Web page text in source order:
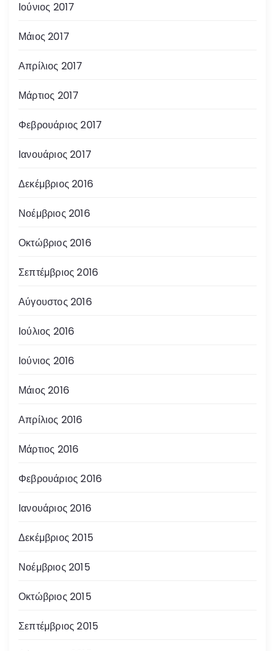
Ιούνιος 2017
Μάιος 2017
Απρίλιος 2017
Μάρτιος 2017
Φεβρουάριος 2017
Ιανουάριος 2017
Δεκέμβριος 2016
Νοέμβριος 2016
Οκτώβριος 2016
Σεπτέμβριος 2016
Αύγουστος 2016
Ιούλιος 2016
Ιούνιος 2016
Μάιος 2016
Απρίλιος 2016
Μάρτιος 2016
Φεβρουάριος 2016
Ιανουάριος 2016
Δεκέμβριος 2015
Νοέμβριος 2015
Οκτώβριος 2015
Σεπτέμβριος 2015